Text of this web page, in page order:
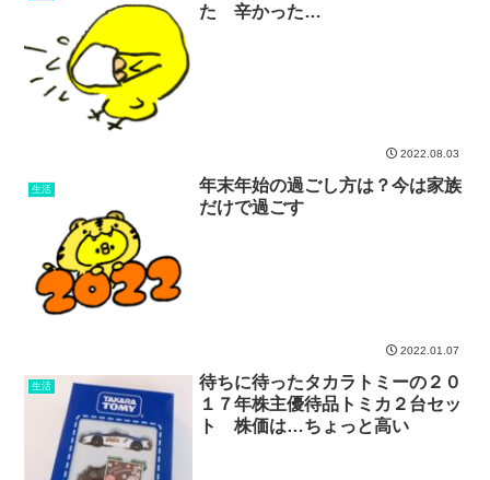
た 辛かった…
2022.08.03
生活
年末年始の過ごし方は？今は家族
だけで過ごす
2022.01.07
生活
待ちに待ったタカラトミーの２０
１７年株主優待品トミカ２台セッ
ト 株価は…ちょっと高い